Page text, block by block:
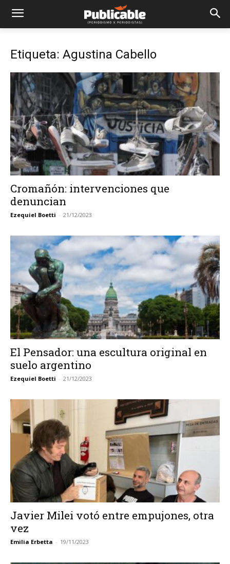
Etiqueta: Agustina Cabello
Cromañón: intervenciones que
denuncian
Ezequiel Boetti - 21/12/2023
El Pensador: una escultura original en
suelo argentino
Ezequiel Boetti - 21/12/2023
Javier Milei votó entre empujones, otra
vez
Emilia Erbetta - 19/11/2023